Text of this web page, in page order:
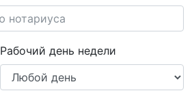
Рабочий день недели